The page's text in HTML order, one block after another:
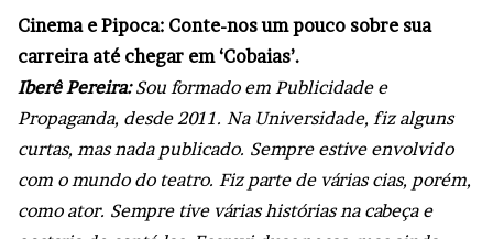
Cinema e Pipoca: Conte-nos um pouco sobre sua
carreira até chegar em ‘Cobaias’.
Iberê Pereira:Sou formado em Publicidade e
Propaganda, desde 2011. Na Universidade, fiz alguns
curtas, mas nada publicado. Sempre estive envolvido
com o mundo do teatro. Fiz parte de várias cias, porém,
como ator. Sempre tive várias histórias na cabeça e